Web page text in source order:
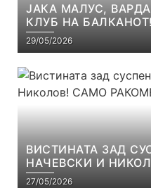
ЈАКА МАЛУС,
КЛУБ НА БАЛКАНОТ!
29/05/2026
ВИСТИНАТА ЗАД
НАЧЕВСКИ И
С5Е8
27/05/2026